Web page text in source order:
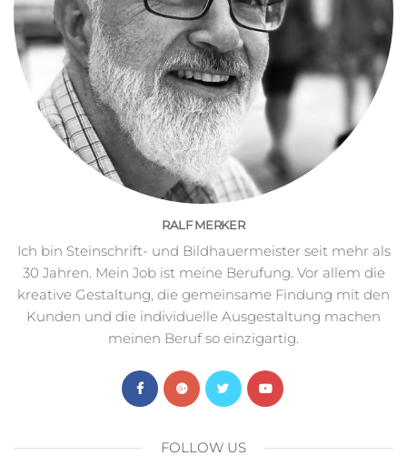
RALF MERKER
Ich bin Steinschrift- und Bildhauermeister seit mehr als
30 Jahren. Mein Job ist meine Berufung. Vor allem die
kreative Gestaltung, die gemeinsame Findung mit den
Kunden und die individuelle Ausgestaltung machen
meinen Beruf so einzigartig.
FOLLOW US